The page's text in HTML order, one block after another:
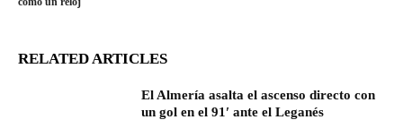
RELATED ARTICLES
El Almería asalta el ascenso directo con
un gol en el 91′ ante el Leganés